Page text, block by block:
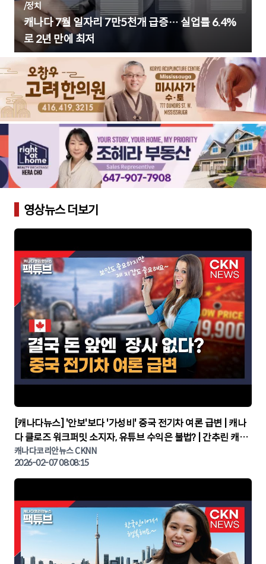
/정치
캐나다 7월 일자리 7만5천개 급증… 실업률 6.4%
로 2년 만에 최저
영상뉴스 더보기
▶
[캐나다뉴스] '안보'보다 '가성비' 중국 전기차 여론 급변 | 캐나
다 클로즈 워크퍼밋 소지자, 유튜브 수익은 불법? | 간추린 캐나
다뉴스 | CKNNEWS, 캐나다코리안뉴스
캐나다코리안뉴스 CKNN
2026-02-07 08:08:15